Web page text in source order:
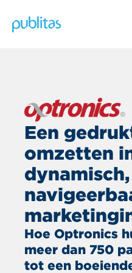
Een
omzetten
dynamisch,
Hoe Optronics
meer dan 750
tot een